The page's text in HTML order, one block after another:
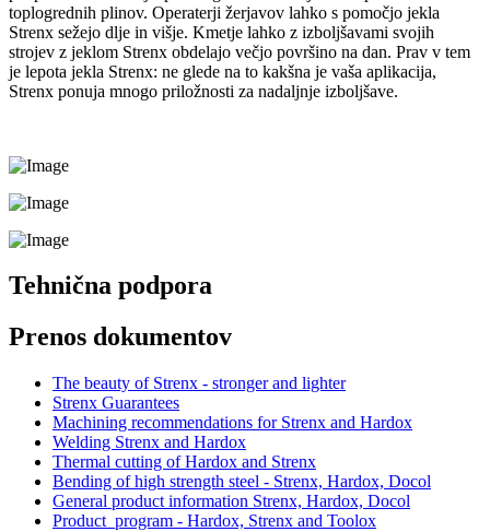
toplogrednih plinov. Operaterji žerjavov lahko s pomočjo jekla
Strenx sežejo dlje in višje. Kmetje lahko z izboljšavami svojih
strojev z jeklom Strenx obdelajo večjo površino na dan. Prav v tem
je lepota jekla Strenx: ne glede na to kakšna je vaša aplikacija,
Strenx ponuja mnogo priložnosti za nadaljnje izboljšave.
Tehnična podpora
Prenos dokumentov
The beauty of Strenx - stronger and lighter
Strenx Guarantees
Machining recommendations for Strenx and Hardox
Welding Strenx and Hardox
Thermal cutting of Hardox and Strenx
Bending of high strength steel - Strenx, Hardox, Docol
General product information Strenx, Hardox, Docol
Product_program - Hardox, Strenx and Toolox